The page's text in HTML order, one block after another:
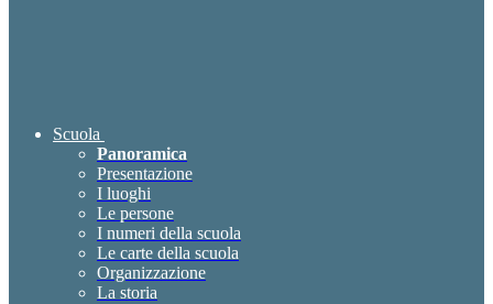
Scuola
Panoramica
Presentazione
I luoghi
Le persone
I numeri della scuola
Le carte della scuola
Organizzazione
La storia